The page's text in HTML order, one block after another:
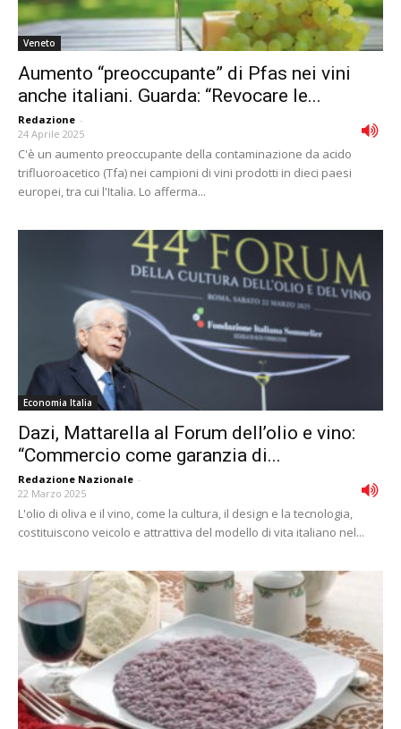
Veneto
Aumento “preoccupante” di Pfas nei vini
anche italiani. Guarda: “Revocare le...
Redazione -
24 Aprile 2025
C'è un aumento preoccupante della contaminazione da acido
trifluoroacetico (Tfa) nei campioni di vini prodotti in dieci paesi
europei, tra cui l'Italia. Lo afferma...
Economia Italia
Dazi, Mattarella al Forum dell’olio e vino:
“Commercio come garanzia di...
Redazione Nazionale -
22 Marzo 2025
L'olio di oliva e il vino, come la cultura, il design e la tecnologia,
costituiscono veicolo e attrattiva del modello di vita italiano nel...